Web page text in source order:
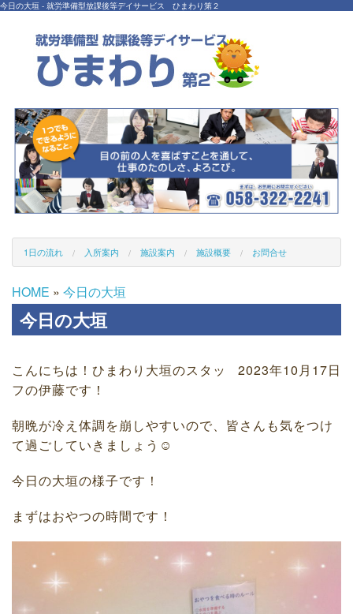
今日の大垣 - 就労準備型放課後等デイサービス ひまわり第２
1日の流れ 入所案内 施設案内 施設概要 お問合せ
HOME » 今日の大垣
今日の大垣
2023年10月17日
こんにちは！ひまわり大垣のスタッ
フの伊藤です！
朝晩が冷え体調を崩しやすいので、皆さんも気をつけ
て過ごしていきましょう☺︎
今日の大垣の様子です！
まずはおやつの時間です！